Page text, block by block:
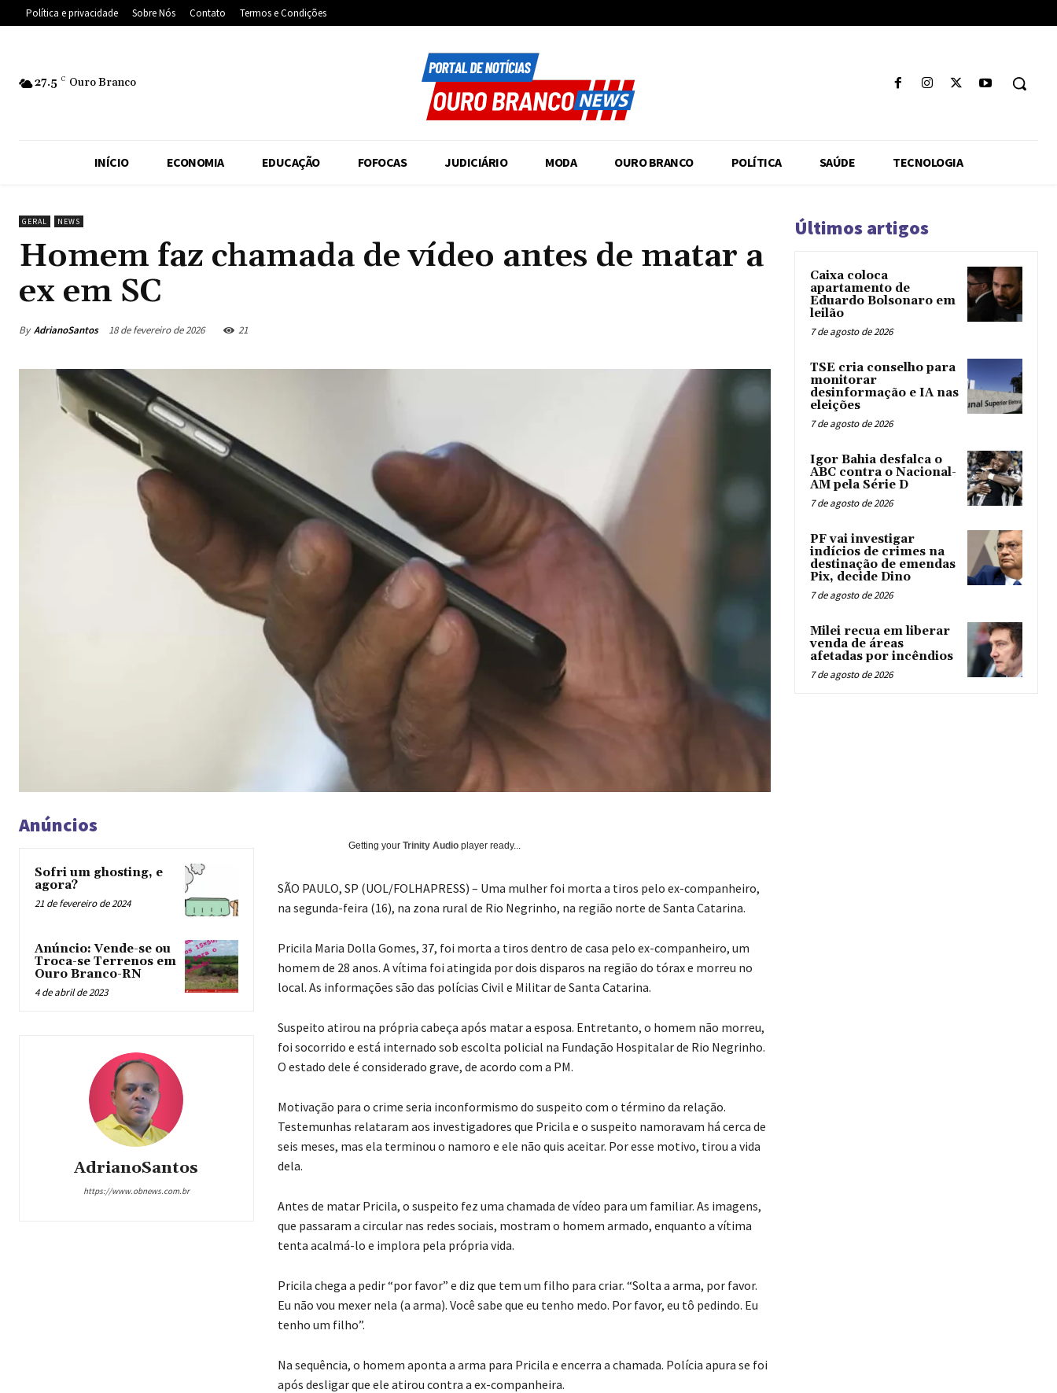
Política e privacidade Sobre Nós Contato Termos e Condições
27.5 C Ouro Branco
INÍCIO ECONOMIA EDUCAÇÃO FOFOCAS JUDICIÁRIO MODA OURO BRANCO POLÍTICA SAÚDE TECNOLOGIA
GERAL NEWS
Homem faz chamada de vídeo antes de matar a
ex em SC
By AdrianoSantos 18 de fevereiro de 2026 21
Anúncios
Sofri um ghosting, e
agora?
21 de fevereiro de 2024
Anúncio: Vende-se ou
Troca-se Terrenos em
Ouro Branco-RN
4 de abril de 2023
AdrianoSantos
https://www.obnews.com.br
Getting your Trinity Audioplayer ready...
SÃO PAULO, SP (UOL/FOLHAPRESS) – Uma mulher foi morta a tiros pelo ex-companheiro,
na segunda-feira (16), na zona rural de Rio Negrinho, na região norte de Santa Catarina.
Pricila Maria Dolla Gomes, 37, foi morta a tiros dentro de casa pelo ex-companheiro, um
homem de 28 anos. A vítima foi atingida por dois disparos na região do tórax e morreu no
local. As informações são das polícias Civil e Militar de Santa Catarina.
Suspeito atirou na própria cabeça após matar a esposa. Entretanto, o homem não morreu,
foi socorrido e está internado sob escolta policial na Fundação Hospitalar de Rio Negrinho.
O estado dele é considerado grave, de acordo com a PM.
Motivação para o crime seria inconformismo do suspeito com o término da relação.
Testemunhas relataram aos investigadores que Pricila e o suspeito namoravam há cerca de
seis meses, mas ela terminou o namoro e ele não quis aceitar. Por esse motivo, tirou a vida
dela.
Antes de matar Pricila, o suspeito fez uma chamada de vídeo para um familiar. As imagens,
que passaram a circular nas redes sociais, mostram o homem armado, enquanto a vítima
tenta acalmá-lo e implora pela própria vida.
Pricila chega a pedir “por favor” e diz que tem um filho para criar. “Solta a arma, por favor.
Eu não vou mexer nela (a arma). Você sabe que eu tenho medo. Por favor, eu tô pedindo. Eu
tenho um filho”.
Na sequência, o homem aponta a arma para Pricila e encerra a chamada. Polícia apura se foi
após desligar que ele atirou contra a ex-companheira.
Últimos artigos
Caixa coloca
apartamento de
Eduardo Bolsonaro em
leilão
7 de agosto de 2026
TSE cria conselho para
monitorar
desinformação e IA nas
eleições
7 de agosto de 2026
Igor Bahia desfalca o
ABC contra o Nacional-
AM pela Série D
7 de agosto de 2026
PF vai investigar
indícios de crimes na
destinação de emendas
Pix, decide Dino
7 de agosto de 2026
Milei recua em liberar
venda de áreas
afetadas por incêndios
7 de agosto de 2026